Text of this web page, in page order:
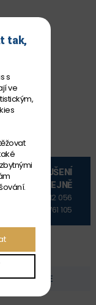
VYZKOUŠENÍ
NA PRODEJNĚ
+420 606 912 056
+420 606 761 105
tak,
s
ve